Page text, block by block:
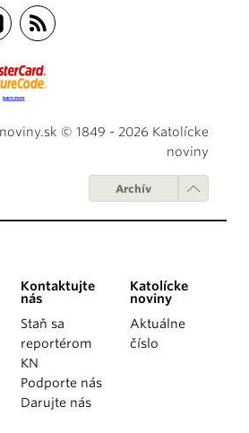
© 1849 - 2026 Katolícke
noviny
Archív
Kontaktujte
nás
Staň sa
reportérom
KN
Podporte nás
Darujte nás
Katolícke
noviny
Aktuálne
číslo